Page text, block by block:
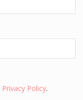
Privacy Policy.